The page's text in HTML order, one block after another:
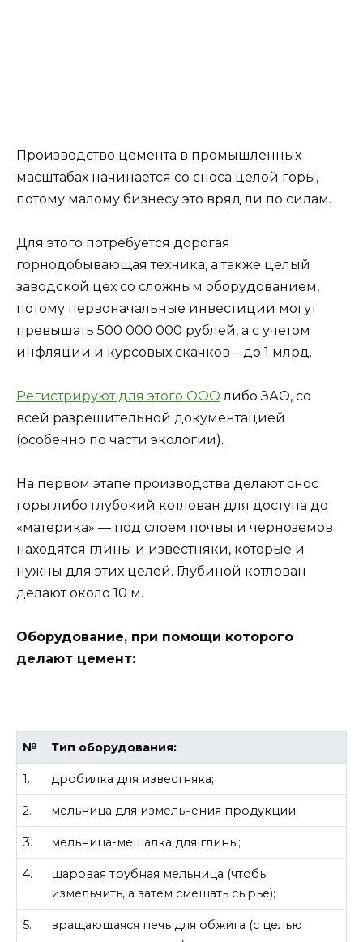
Производство цемента в промышленных
масштабах начинается со сноса целой горы,
потому малому бизнесу это вряд ли по силам.
Для этого потребуется дорогая
горнодобывающая техника, а также целый
заводской цех со сложным оборудованием,
потому первоначальные инвестиции могут
превышать 500 000 000 рублей, а с учетом
инфляции и курсовых скачков – до 1 млрд.
Регистрируют для этого ООО либо ЗАО, со
всей разрешительной документацией
(особенно по части экологии).
На первом этапе производства делают снос
горы либо глубокий котлован для доступа до
«материка» — под слоем почвы и черноземов
находятся глины и известняки, которые и
нужны для этих целей. Глубиной котлован
делают около 10 м.
Оборудование, при помощи которого
делают цемент:
№ Тип оборудования:
1. дробилка для известняка;
2. мельница для измельчения продукции;
3. мельница-мешалка для глины;
4.
шаровая трубная мельница (чтобы
измельчить, а затем смешать сырье);
5.
вращающаяся печь для обжига (с целью